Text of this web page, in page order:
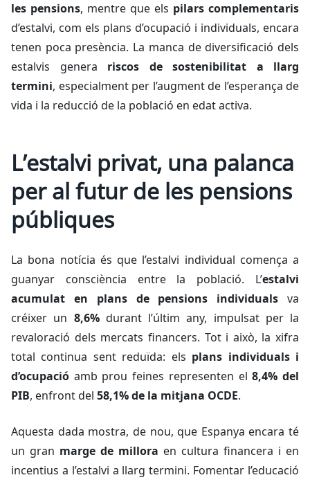
les pensions, mentre que els pilars complementaris
d’estalvi, com els plans d’ocupació i individuals, encara
tenen poca presència. La manca de diversificació dels
estalvis genera riscos de sostenibilitat a llarg
termini, especialment per l’augment de l’esperança de
vida i la reducció de la població en edat activa.
L’estalvi privat, una palanca
per al futur de les pensions
públiques
La bona notícia és que l’estalvi individual comença a
guanyar consciència entre la població. L’estalvi
acumulat en plans de pensions individuals va
créixer un 8,6%durant l’últim any, impulsat per la
revaloració dels mercats financers. Tot i això, la xifra
total continua sent reduïda: els plans individuals i
d’ocupació amb prou feines representen el8,4% del
PIB, enfront del 58,1% de la mitjana OCDE.
Aquesta dada mostra, de nou, que Espanya encara té
un gran marge de millora en cultura financera i en
incentius a l’estalvi a llarg termini. Fomentar l’educació